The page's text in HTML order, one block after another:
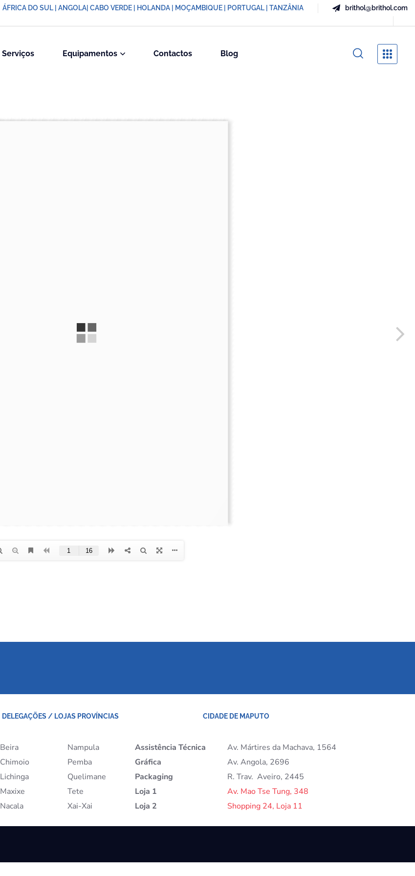
ÁFRICA DO SUL | ANGOLA| CABO VERDE | HOLANDA | MOÇAMBIQUE | PORTUGAL | TANZÂNIA brithol@brithol.com
Serviços Equipamentos Contactos Blog
DELEGAÇÕES / LOJAS PROVÍNCIAS
Beira
Chimoio
Lichinga
Maxixe
Nacala
Nampula
Pemba
Quelimane
Tete
Xai-Xai
CIDADE DE MAPUTO
Assistência Técnica
Gráfica
Packaging
Loja 1
Loja 2
Av. Mártires da Machava, 1564
Av. Angola, 2696
R. Trav. Aveiro, 2445
Av. Mao Tse Tung, 348
Shopping 24, Loja 11
BACK TO TOP